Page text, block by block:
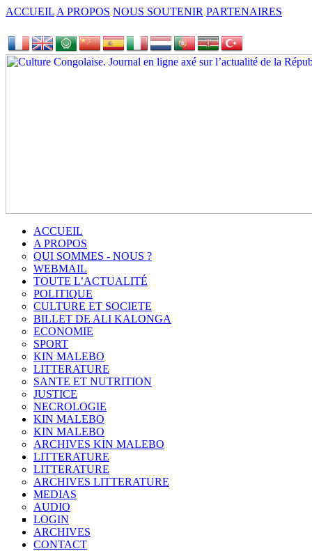
ACCUEIL A PROPOS NOUS SOUTENIR PARTENAIRES
ACCUEIL
A PROPOS
QUI SOMMES - NOUS ?
WEBMAIL
TOUTE L’ACTUALITÉ
POLITIQUE
CULTURE ET SOCIETE
BILLET DE ALI KALONGA
ECONOMIE
SPORT
KIN MALEBO
LITTERATURE
SANTE ET NUTRITION
JUSTICE
NECROLOGIE
KIN MALEBO
KIN MALEBO
ARCHIVES KIN MALEBO
LITTERATURE
LITTERATURE
ARCHIVES LITTERATURE
MEDIAS
AUDIO
LOGIN
ARCHIVES
CONTACT